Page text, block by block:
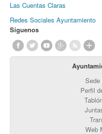
Las Cuentas Claras
Redes Sociales Ayuntamiento
Síguenos
Perfil
Web